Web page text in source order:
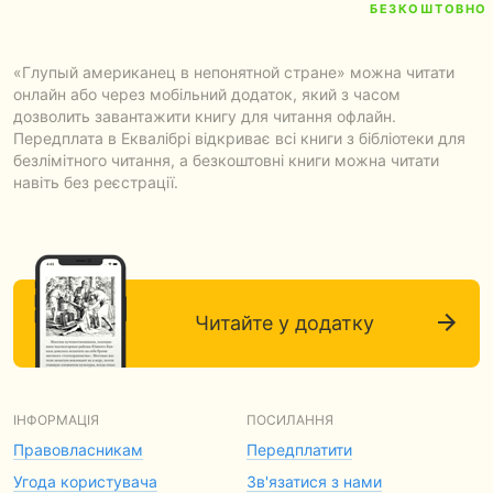
БЕЗКОШТОВНО
«Глупый американец в непонятной стране» можна читати
онлайн або через мобільний додаток, який з часом
дозволить завантажити книгу для читання офлайн.
Передплата в Еквалібрі відкриває всі книги з бібліотеки для
безлімітного читання, а безкоштовні книги можна читати
навіть без реєстрації.
Читайте у додатку
ІНФОРМАЦІЯ
Правовласникам
Угода користувача
ПОСИЛАННЯ
Передплатити
Зв'язатися з нами